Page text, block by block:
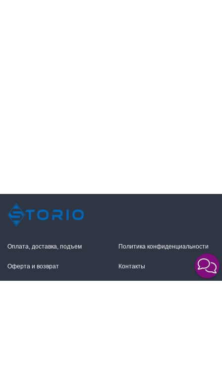
Оплата, доставка, подъем
Оферта и возврат
Политика конфиденциальности
Контакты